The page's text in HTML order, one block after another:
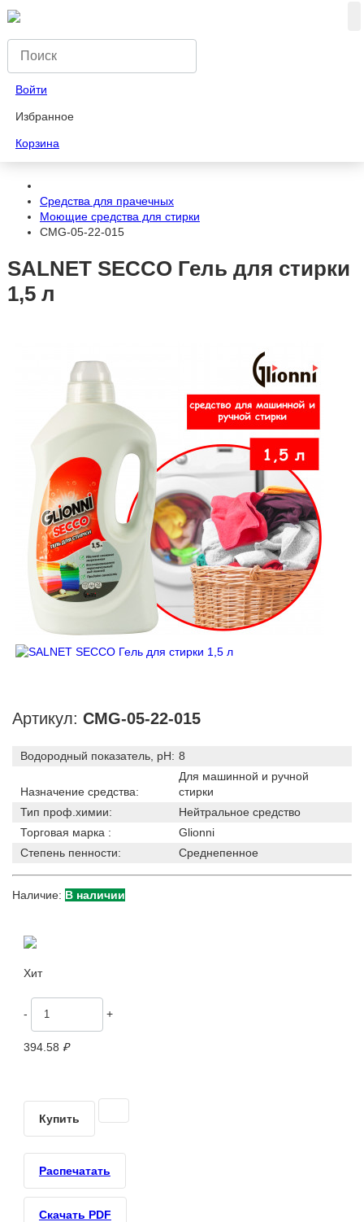
Войти
Избранное
Корзина
Средства для прачечных
Моющие средства для стирки
CMG-05-22-015
SALNET SECCO Гель для стирки
1,5 л
Артикул: CMG-05-22-015
Водородный показатель, pH: 8
Назначение средства:
Для машинной и ручной
стирки
Тип проф.химии:
Нейтральное средство
Торговая марка :
Glionni
Степень пенности:
Среднепенное
Наличие: В наличии
Хит
- +
394.58 ₽
Купить
Распечатать
Скачать PDF